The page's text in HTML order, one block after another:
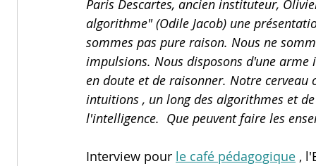
Paris Descartes, ancien instituteur,
algorithme" (Odile Jacob) une
sommes pas pure raison. Nous ne
impulsions. Nous disposons d'une
en doute et de raisonner. Notre
intuitions , un long des algorithmes et
l'intelligence.  Que peuvent faire les
Interview pour le café pédagogique ,